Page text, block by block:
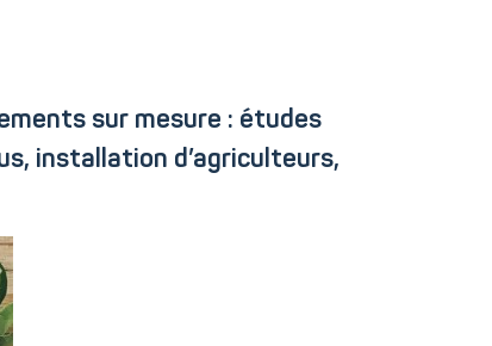
sur mesure : études
installation d’agriculteurs,